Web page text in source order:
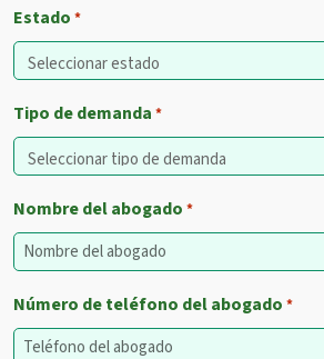
Estado *
Tipo de demanda *
Nombre del abogado *
Número de teléfono del abogado *